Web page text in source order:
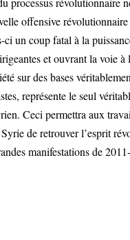
offensive révolutionnaire
ci un coup fatal à la
et ouvrant la voie à
sur des bases
représente le seul
Ceci permettra aux
de retrouver l’esprit
manifestations de